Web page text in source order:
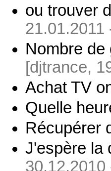
ou trouver
21.01.2011
Nombre de
[djtrance,
Achat TV
Quelle
Récupérer
J'espère la
30.12.2010